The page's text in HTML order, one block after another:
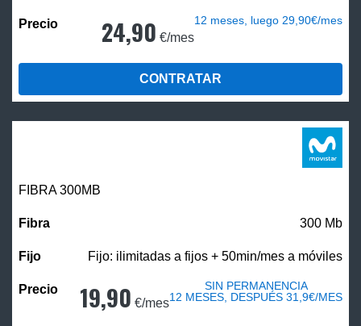
24,90 €/mes
12 meses, luego 29,90€/mes
CONTRATAR
FIBRA 300MB
300 Mb
Fijo: ilimitadas a fijos + 50min/mes a móviles
19,90 €/mes
SIN PERMANENCIA
12 MESES, DESPUÉS 31,9€/MES